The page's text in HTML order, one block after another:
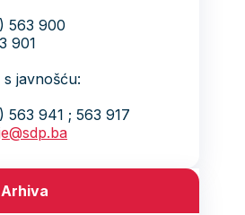
563 900
901
javnošću:
563 941 ; 563 917
Arhiva